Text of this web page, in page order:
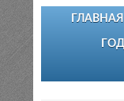
ГЛАВНАЯ